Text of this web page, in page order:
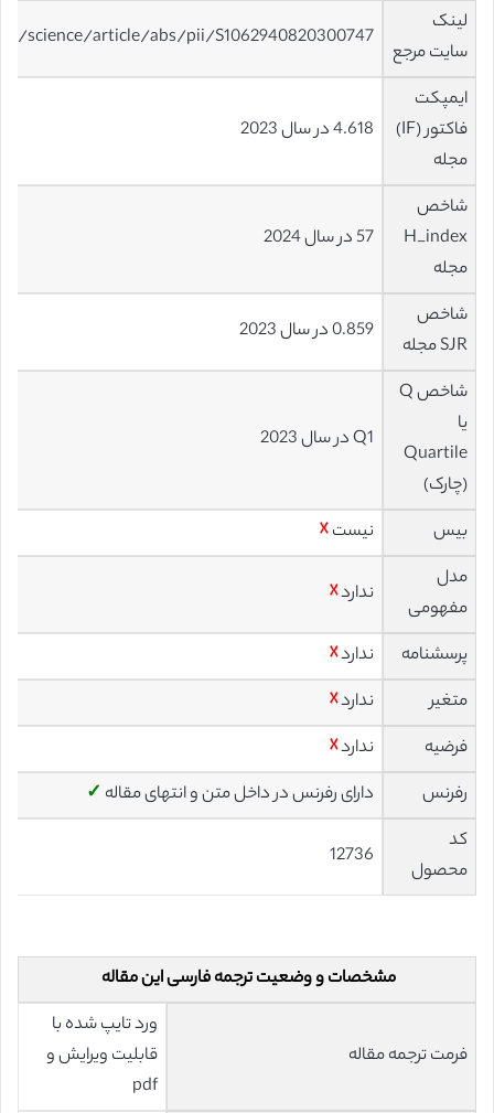
لینک
سایت مرجع
science/article/abs/pii/S1062940820300747
ایمپکت
فاکتور (IF)
مجله
4.618 در سال 2023
شاخص
H_index
مجله
57 در سال 2024
شاخص
SJR مجله
0.859 در سال 2023
شاخص Q
یا
Quartile
(چارک)
Q1 در سال 2023
بیس نیست☓
مدل
مفهومی
ندارد☓
پرسشنامه ندارد☓
متغیر
ندارد☓
فرضیه
ندارد☓
رفرنس
دارای رفرنس در داخل متن و انتهای مقاله ✓
کد
محصول
12736
مشخصات و وضعیت ترجمه فارسی این مقاله
فرمت ترجمه مقاله
ورد تایپ شده با
قابلیت ویرایش و
pdf